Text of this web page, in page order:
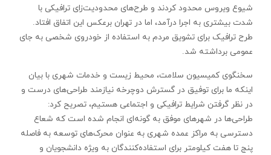
شیوع ویروس محدود کردند و طرح‌های محدودیت‌زای ترافیکی با
شدت بیشتری به اجرا درآمد، اما در تهران برعکس این اتفاق افتاد.
طرح ترافیک برای تشویق مردم به استفاده از خودروی شخصی به‌ جای
عمومی برداشته شد.
سخنگوی کمیسیون سلامت، محیط زیست و خدمات شهری با بیان
اینکه ما برای توفیق در گسترش دوچرخه نیازمند طراحی‌های درست و
در نظر گرفتن شرایط ترافیکی و اجتماعی هستیم، تصریح کرد:
طراحی‌ها در شهرهای موفق به گونه‌ای انجام شده است که شعاع
دسترسی به مراکز عمده شهری به عنوان محرک‌های توسعه به فاصله
پنج تا هفت کیلومتر برای استفاده‌کنندگان به ویژه دانشجویان و